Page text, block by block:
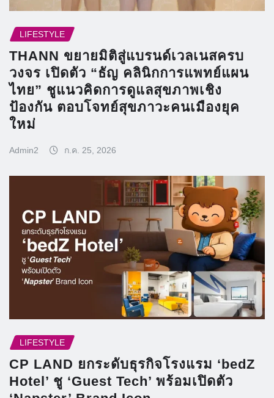
LIFESTYLE
THANN ขยายมิติสู่แบรนด์เวลเนสครบ
วงจร เปิดตัว “ธัญ คลินิกการแพทย์แผน
ไทย” ชูแนวคิดการดูแลสุขภาพเชิง
ป้องกัน ตอบโจทย์สุขภาวะคนเมืองยุค
ใหม่
Admin2 ก.ค. 25, 2026
LIFESTYLE
CP LAND ยกระดับธุรกิจโรงแรม ‘bedZ
Hotel’ ชู ‘Guest Tech’ พร้อมเปิดตัว